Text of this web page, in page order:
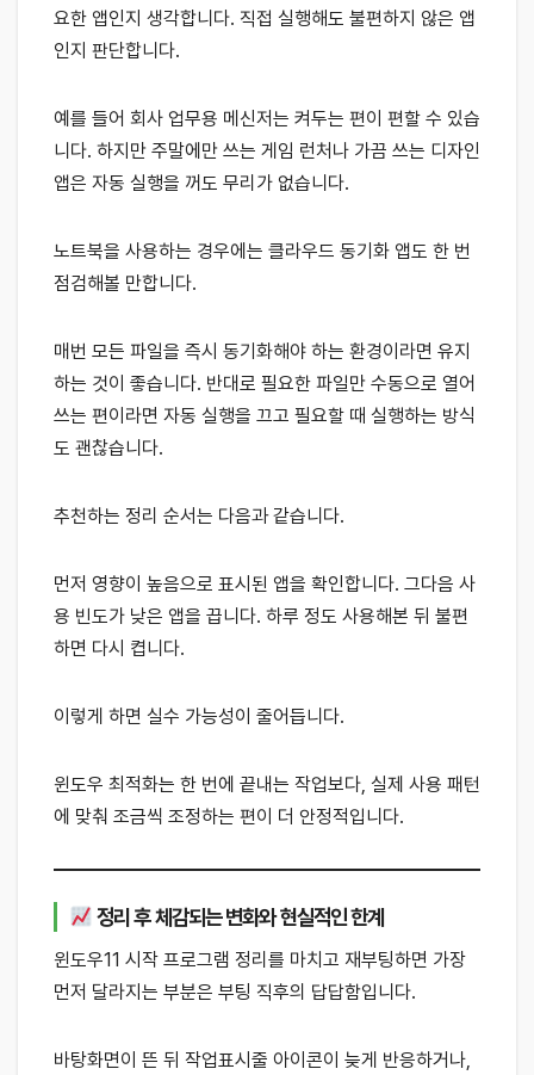
요한 앱인지 생각합니다. 직접 실행해도 불편하지 않은 앱
인지 판단합니다.
예를 들어 회사 업무용 메신저는 켜두는 편이 편할 수 있습
니다. 하지만 주말에만 쓰는 게임 런처나 가끔 쓰는 디자인
앱은 자동 실행을 꺼도 무리가 없습니다.
노트북을 사용하는 경우에는 클라우드 동기화 앱도 한 번
점검해볼 만합니다.
매번 모든 파일을 즉시 동기화해야 하는 환경이라면 유지
하는 것이 좋습니다. 반대로 필요한 파일만 수동으로 열어
쓰는 편이라면 자동 실행을 끄고 필요할 때 실행하는 방식
도 괜찮습니다.
추천하는 정리 순서는 다음과 같습니다.
먼저 영향이 높음으로 표시된 앱을 확인합니다. 그다음 사
용 빈도가 낮은 앱을 끕니다. 하루 정도 사용해본 뒤 불편
하면 다시 켭니다.
이렇게 하면 실수 가능성이 줄어듭니다.
윈도우 최적화는 한 번에 끝내는 작업보다, 실제 사용 패턴
에 맞춰 조금씩 조정하는 편이 더 안정적입니다.
정리 후 체감되는 변화와 현실적인 한계
윈도우11 시작 프로그램 정리를 마치고 재부팅하면 가장
먼저 달라지는 부분은 부팅 직후의 답답함입니다.
바탕화면이 뜬 뒤 작업표시줄 아이콘이 늦게 반응하거나,